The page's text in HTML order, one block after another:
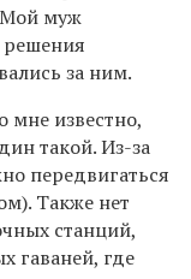
Мой муж
решения
за ним.
известно,
такой. Из-за
передвигаться
Также нет
станций,
гаваней, где